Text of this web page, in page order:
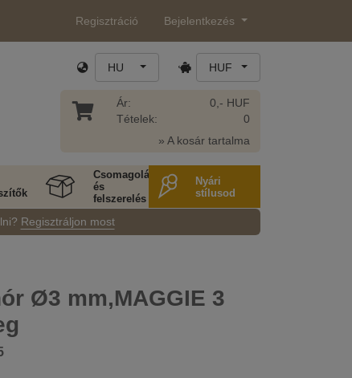
Regisztráció Bejelentkezés
HU HUF
Ár:
Tételek:
0,- HUF
0
» A kosár tartalma
Csomagolás
és
felszerelés
Nyári
stílusod
Regisztráljon most
Ø3 mm,MAGGIE 3